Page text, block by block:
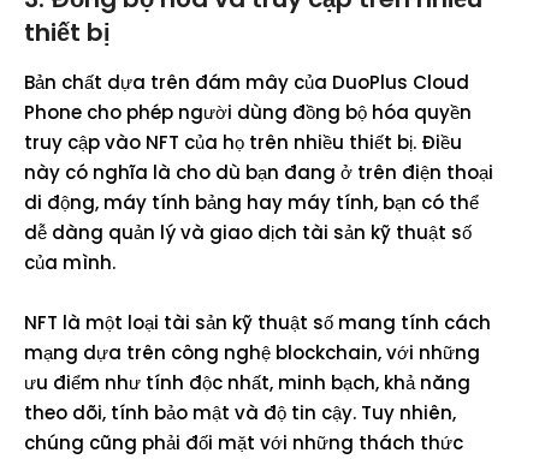
thiết bị
Bản chất dựa trên đám mây của DuoPlus Cloud
Phone cho phép người dùng đồng bộ hóa quyền
truy cập vào NFT của họ trên nhiều thiết bị. Điều
này có nghĩa là cho dù bạn đang ở trên điện thoại
di động, máy tính bảng hay máy tính, bạn có thể
dễ dàng quản lý và giao dịch tài sản kỹ thuật số
của mình.
NFT là một loại tài sản kỹ thuật số mang tính cách
mạng dựa trên công nghệ blockchain, với những
ưu điểm như tính độc nhất, minh bạch, khả năng
theo dõi, tính bảo mật và độ tin cậy. Tuy nhiên,
chúng cũng phải đối mặt với những thách thức